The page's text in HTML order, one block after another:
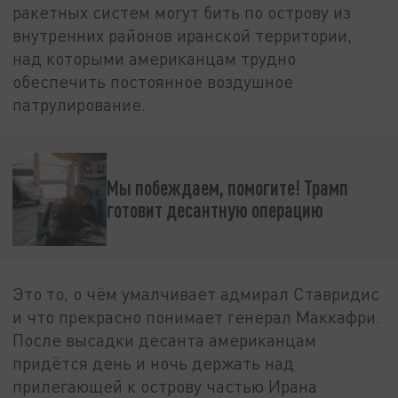
ракетных систем могут бить по острову из
внутренних районов иранской территории,
над которыми американцам трудно
обеспечить постоянное воздушное
патрулирование.
Мы побеждаем, помогите! Трамп
готовит десантную операцию
Это то, о чём умалчивает адмирал Ставридис
и что прекрасно понимает генерал Маккафри.
После высадки десанта американцам
придётся день и ночь держать над
прилегающей к острову частью Ирана